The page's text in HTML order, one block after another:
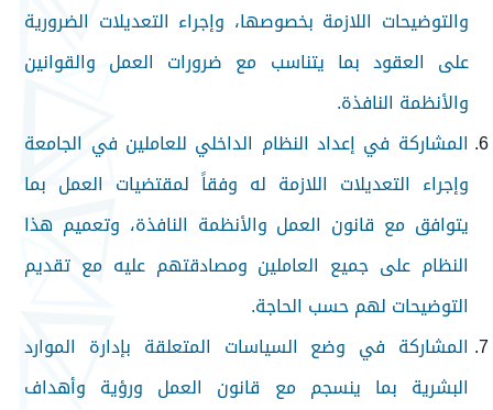
والتوضيحات اللازمة بخصوصها، وإجراء التعديلات الضرورية
على العقود بما يتناسب مع ضرورات العمل والقوانين
والأنظمة النافذة.
المشاركة في إعداد النظام الداخلي للعاملين في الجامعة
وإجراء التعديلات اللازمة له وفقاً لمقتضيات العمل بما
يتوافق مع قانون العمل والأنظمة النافذة، وتعميم هذا
النظام على جميع العاملين ومصادقتهم عليه مع تقديم
التوضيحات لهم حسب الحاجة.
المشاركة في وضع السياسات المتعلقة بإدارة الموارد
البشرية بما ينسجم مع قانون العمل ورؤية وأهداف